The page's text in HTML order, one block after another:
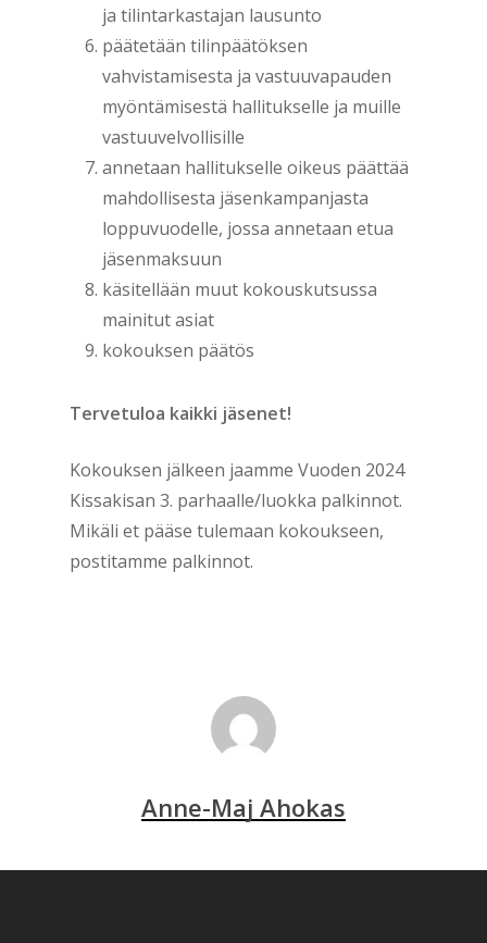
ja tilintarkastajan lausunto
päätetään tilinpäätöksen
vahvistamisesta ja vastuuvapauden
myöntämisestä hallitukselle ja muille
vastuuvelvollisille
annetaan hallitukselle oikeus päättää
mahdollisesta jäsenkampanjasta
loppuvuodelle, jossa annetaan etua
jäsenmaksuun
käsitellään muut kokouskutsussa
mainitut asiat
kokouksen päätös
Tervetuloa kaikki jäsenet!
Kokouksen jälkeen jaamme Vuoden 2024
Kissakisan 3. parhaalle/luokka palkinnot.
Mikäli et pääse tulemaan kokoukseen,
postitamme palkinnot.
Anne-Maj Ahokas